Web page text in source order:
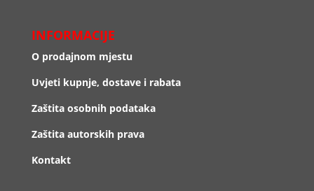
INFORMACIJE
O prodajnom mjestu
Uvjeti kupnje, dostave i rabata
Zaštita osobnih podataka
Zaštita autorskih prava
Kontakt